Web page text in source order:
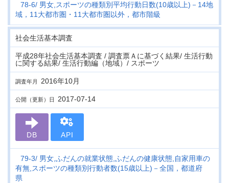
78-6
男女,スポーツの種類別平均行動日数(10歳以上)－14地
域，11大都市圏・11大都市圏以外，都市階級
社会生活基本調査
平成28年社会生活基本調査 / 調査票Ａに基づく結果/ 生活行動
に関する結果/ 生活行動編（地域）/ スポーツ
調査年月 2016年10月
公開（更新）日 2017-07-14
DB API
79-3
男女,ふだんの就業状態,ふだんの健康状態,自家用車の
有無,スポーツの種類別行動者数(15歳以上)－全国，都道府
県